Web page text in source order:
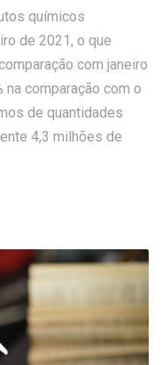
químicos
de 2021, o que
com janeiro
na comparação com o
de quantidades
4,3 milhões de